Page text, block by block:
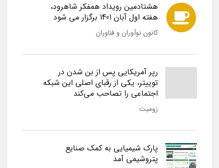
هشتادمین رویداد همفکر شاهرود،
هفته اول آبان 1401 برگزار می شود
کانون نوآوران و فناوران
رپر آمریکایی پس از بن شدن در
توییتر، یکی از رقبای اصلی این شبکه
اجتماعی را تصاحب می‌کند
زومیت
پارک شیمیایی به کمک صنایع
پتروشیمی آمد